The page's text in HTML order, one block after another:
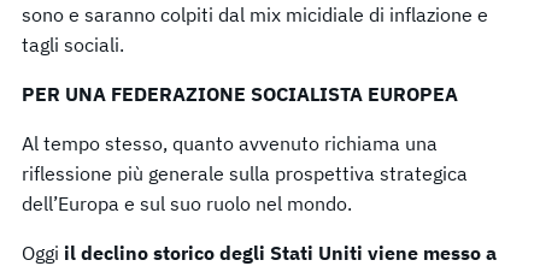
sono e saranno colpiti dal mix micidiale di inflazione e
tagli sociali.
PER UNA FEDERAZIONE SOCIALISTA EUROPEA
Al tempo stesso, quanto avvenuto richiama una
riflessione più generale sulla prospettiva strategica
dell’Europa e sul suo ruolo nel mondo.
Oggi il declino storico degli Stati Uniti viene messo a